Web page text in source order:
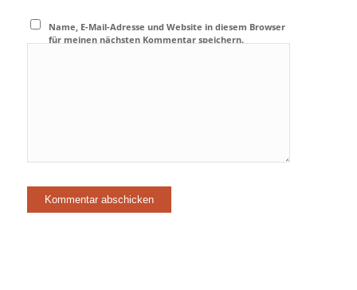
Name, E-Mail-Adresse und Website in diesem Browser
für meinen nächsten Kommentar speichern.